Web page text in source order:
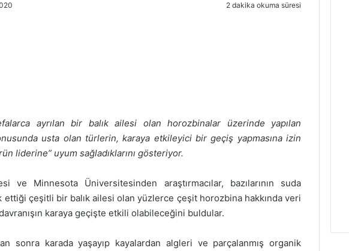
2 dakika okuma süresi
ayrılan bir balık ailesi olan horozbinalar üzerinde yapılan
usta olan türlerin, karaya etkileyici bir geçiş yapmasına izin
liderine” uyum sağladıklarını gösteriyor.
ve Minnesota Üniversitesinden araştırmacılar, bazılarının suda
çeşitli bir balık ailesi olan yüzlerce çeşit horozbina hakkında veri
karaya geçişte etkili olabileceğini buldular.
sonra karada yaşayıp kayalardan algleri ve parçalanmış organik